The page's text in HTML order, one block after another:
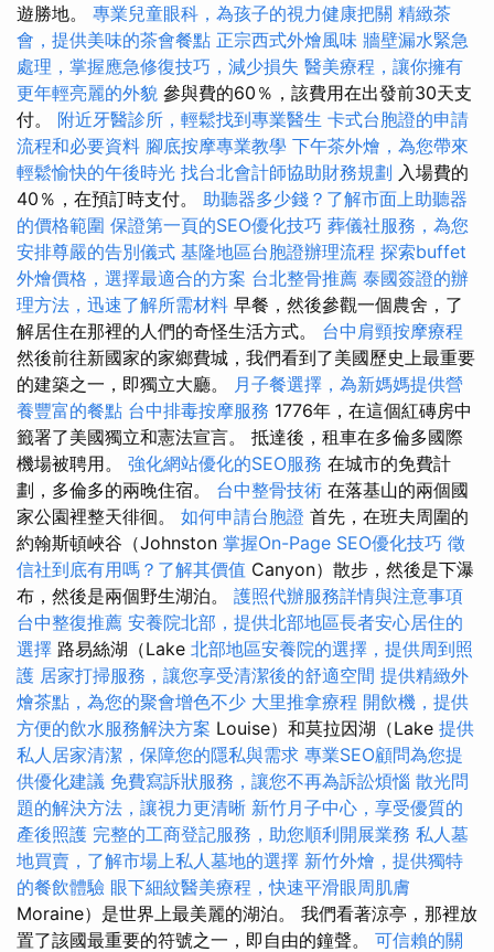
遊勝地。 專業兒童眼科，為孩子的視力健康把關 精緻茶
會，提供美味的茶會餐點 正宗西式外燴風味 牆壁漏水緊急
處理，掌握應急修復技巧，減少損失 醫美療程，讓你擁有
更年輕亮麗的外貌 參與費的60％，該費用在出發前30天支
付。 附近牙醫診所，輕鬆找到專業醫生 卡式台胞證的申請
流程和必要資料 腳底按摩專業教學 下午茶外燴，為您帶來
輕鬆愉快的午後時光 找台北會計師協助財務規劃 入場費的
40％，在預訂時支付。 助聽器多少錢？了解市面上助聽器
的價格範圍 保證第一頁的SEO優化技巧 葬儀社服務，為您
安排尊嚴的告別儀式 基隆地區台胞證辦理流程 探索buffet
外燴價格，選擇最適合的方案 台北整骨推薦 泰國簽證的辦
理方法，迅速了解所需材料 早餐，然後參觀一個農舍，了
解居住在那裡的人們的奇怪生活方式。 台中肩頸按摩療程
然後前往新國家的家鄉費城，我們看到了美國歷史上最重要
的建築之一，即獨立大廳。 月子餐選擇，為新媽媽提供營
養豐富的餐點 台中排毒按摩服務 1776年，在這個紅磚房中
籤署了美國獨立和憲法宣言。 抵達後，租車在多倫多國際
機場被聘用。 強化網站優化的SEO服務 在城市的免費計
劃，多倫多的兩晚住宿。 台中整骨技術 在落基山的兩個國
家公園裡整天徘徊。 如何申請台胞證 首先，在班夫周圍的
約翰斯頓峽谷（Johnston 掌握On-Page SEO優化技巧 徵
信社到底有用嗎？了解其價值 Canyon）散步，然後是下瀑
布，然後是兩個野生湖泊。 護照代辦服務詳情與注意事項
台中整復推薦 安養院北部，提供北部地區長者安心居住的
選擇 路易絲湖（Lake 北部地區安養院的選擇，提供周到照
護 居家打掃服務，讓您享受清潔後的舒適空間 提供精緻外
燴茶點，為您的聚會增色不少 大里推拿療程 開飲機，提供
方便的飲水服務解決方案 Louise）和莫拉因湖（Lake 提供
私人居家清潔，保障您的隱私與需求 專業SEO顧問為您提
供優化建議 免費寫訴狀服務，讓您不再為訴訟煩惱 散光問
題的解決方法，讓視力更清晰 新竹月子中心，享受優質的
產後照護 完整的工商登記服務，助您順利開展業務 私人墓
地買賣，了解市場上私人墓地的選擇 新竹外燴，提供獨特
的餐飲體驗 眼下細紋醫美療程，快速平滑眼周肌膚
Moraine）是世界上最美麗的湖泊。 我們看著涼亭，那裡放
置了該國最重要的符號之一，即自由的鐘聲。 可信賴的關